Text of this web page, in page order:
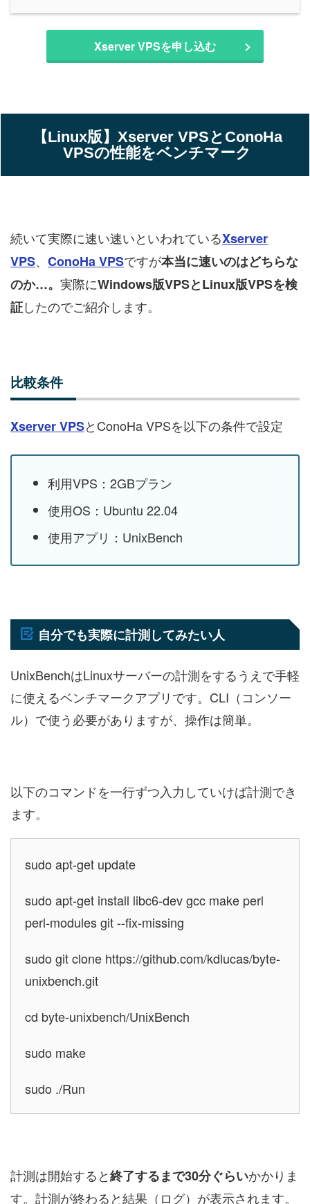
Xserver VPSを申し込む
【Linux版】Xserver VPSとConoHa
VPSの性能をベンチマーク
続いて実際に速い速いといわれているXserver
VPS、 ConoHa VPSですが本当に速いのはどちらな
のか…。 実際にWindows版VPSとLinux版VPSを検
証したのでご紹介します。
比較条件
Xserver VPSとConoHa VPSを以下の条件で設定
利用VPS：2GBプラン
使用OS：Ubuntu 22.04
使用アプリ：UnixBench
自分でも実際に計測してみたい人
UnixBenchはLinuxサーバーの計測をするうえで手軽
に使えるベンチマークアプリです。CLI（コンソー
ル）で使う必要がありますが、操作は簡単。
以下のコマンドを一行ずつ入力していけば計測でき
ます。
sudo apt-get update
sudo apt-get install libc6-dev gcc make perl
perl-modules git --fix-missing
sudo git clone https://github.com/kdlucas/byte-
unixbench.git
cd byte-unixbench/UnixBench
sudo make
sudo ./Run
計測は開始すると終了するまで30分ぐらいかかりま
す。計測が終わると結果（ログ）が表示されます。